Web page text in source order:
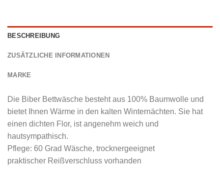
BESCHREIBUNG
ZUSÄTZLICHE INFORMATIONEN
MARKE
Die Biber Bettwäsche besteht aus 100% Baumwolle und
bietet Ihnen Wärme in den kalten Winternächten. Sie hat
einen dichten Flor, ist angenehm weich und
hautsympathisch.
Pflege: 60 Grad Wäsche, trocknergeeignet
praktischer Reißverschluss vorhanden